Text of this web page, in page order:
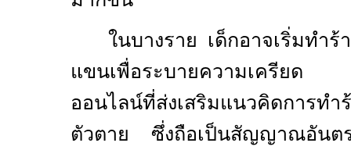
ในบางราย เด็กอาจเริ่มทำ
แขนเพื่อระบายความเครียด
ออนไลน์ที่ส่งเสริมแนวคิดการทำ
ตัวตาย ซึ่งถือเป็นสัญญาณอันตร